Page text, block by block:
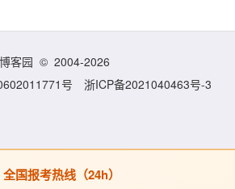
博客园 © 2004-2026
号
浙ICP备2021040463号-3
全国报考热线（24h）